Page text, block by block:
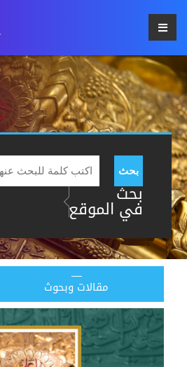
بحث
بحث
في الموقع
مقالات وبحوث